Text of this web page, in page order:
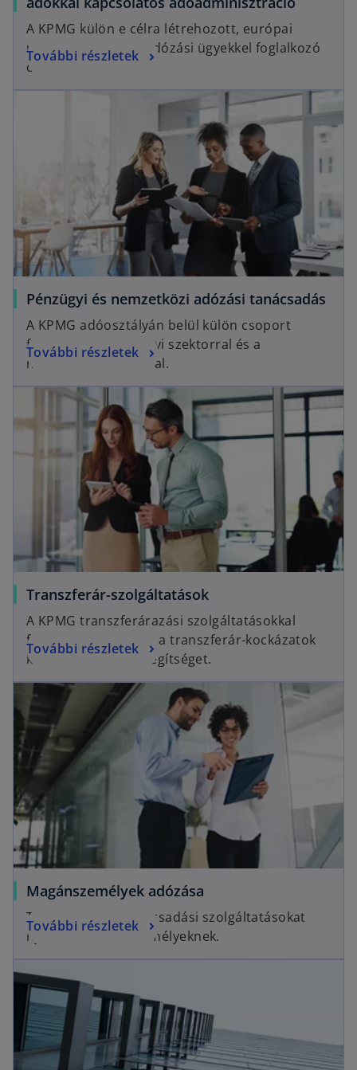
A KPMG külön e célra létrehozott, európai
uniós és közvetett adózási ügyekkel foglalkozó
csoportja.
További részletek
Pénzügyi és nemzetközi adózási tanácsadás
A KPMG adóosztályán belül külön csoport
foglalkozik a pénzügyi szektorral és a
nemzetközi adózással.
További részletek
Transzferár-szolgáltatások
A KPMG transzferárazási szolgáltatásokkal
foglalkozó csoportja a transzferár-kockázatok
kezelésében nyújt segítséget.
További részletek
Magánszemélyek adózása
Teljes körű adótanácsadási szolgáltatásokat
nyújtunk magánszemélyeknek.
További részletek